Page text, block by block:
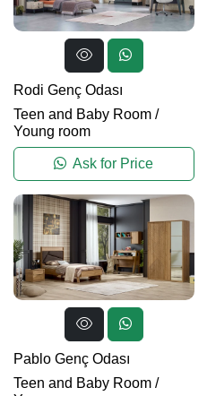
Rodi Genç Odası
Teen and Baby Room /
Young room
Ask for Price
Pablo Genç Odası
Teen and Baby Room /